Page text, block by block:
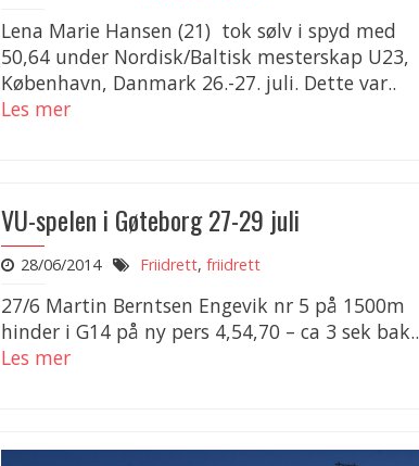
Lena Marie Hansen (21) tok sølv i spyd med
50,64 under Nordisk/Baltisk mesterskap U23,
København, Danmark 26.-27. juli. Dette var..
Les mer
VU-spelen i Gøteborg 27-29 juli
28/06/2014 Friidrett, friidrett
27/6 Martin Berntsen Engevik nr 5 på 1500m
hinder i G14 på ny pers 4,54,70 – ca 3 sek bak..
Les mer